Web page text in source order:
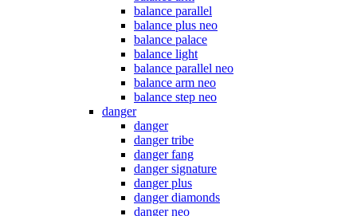
balance parallel
balance plus neo
balance palace
balance light
balance parallel neo
balance arm neo
balance step neo
danger
danger
danger tribe
danger fang
danger signature
danger plus
danger diamonds
danger neo